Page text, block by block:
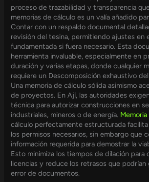
proceso de trazabilidad y transparencia
memorias de cálculo es un valía añadido
Contar con un respaldo documental
revisión del tesina, permitiendo ajustes en
fundamentada si fuera necesario. Esta
herramienta invaluable, especialmente en
duración y varias etapas, donde cualquier
requiere un Descomposición exhaustivo
Una memoria de cálculo sólida asimismo
de proyectos. En Ají, las autoridades
técnica para autorizar construcciones en
industriales, mineros o de energía.
cálculo perfectamente estructurada
los permisos necesarios, sin embargo que
información requerida para demostrar la
Esto minimiza los tiempos de dilación para
licencias y reduce los retrasos que podrían
error de documentos.